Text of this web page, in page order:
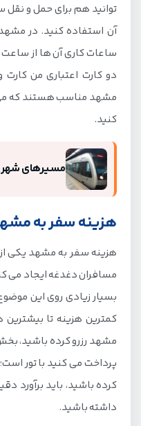
توانید هم برای حمل و
دو کارت اعتباری من کارت
مشهد مناسب هستند که می
کنید.
مسیرهای
هزینه سفر به
هزینه سفر به مشهد یکی
مسافران دغدغه ایجاد می
بسیار زیادی روی این
کمترین هزینه تا
مشهد رزرو کرده باشید،
پرداخت می کنید با تور
کرده باشید، باید برآورد
داشته باشید.